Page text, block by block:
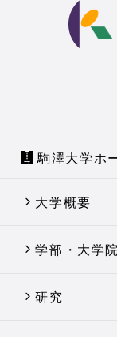
駒澤大学ホ
大学概要
学部・大学院
研究